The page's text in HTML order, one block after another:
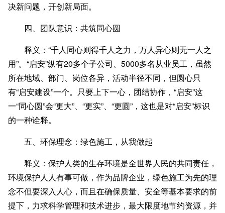
决新问题，开创新局面。
四、团队意识：共筑同心圆
释义：“千人同心则得千人之力，万人异心则无一人之
用”。“启安”纵有20多个子公司、5000多名从业员工，虽然
所在地域、部门、岗位各异，活动半径不同，但圆心只
有“启安建设”一个。只要上下一心，团结协作，“启安”这
一“同心圆”会“更大”、“更实”、“更圆”，这也是对“启安”标识
的一种诠释。
五、环保理念：绿色施工，从我做起
释义：保护人类的生存环境是全世界人民的共同责任，
环境保护人人有事可做，作为品牌企业，绿色施工为先的理
念不但要深入人心，而且在确保质量、安全等基本要求的前
提下，力求科学管理和技术进步，最大限度地节约资源，并